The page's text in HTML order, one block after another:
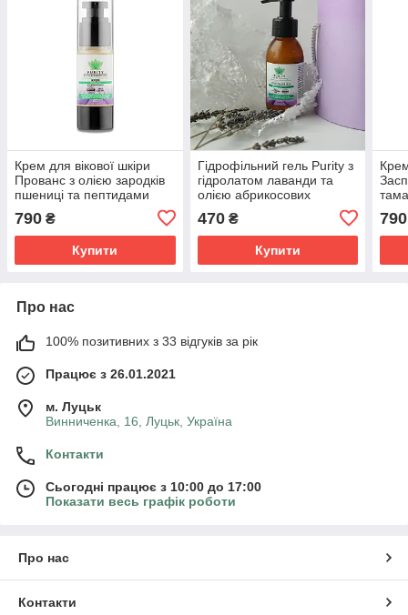
Крем для вікової шкіри
Прованс з олією зародків
пшениці та пептидами
790 ₴
Купити
Гідрофільний гель Purity з
гідролатом лаванди та
олією абрикосових
470₴
Купити
790
Про нас
100% позитивних з 33 відгуків за рік
Працює з 26.01.2021
м. Луцьк
Винниченка, 16, Луцьк, Україна
Контакти
Сьогодні працює з 10:00 до 17:00
Показати весь графік роботи
Про нас
Контакти